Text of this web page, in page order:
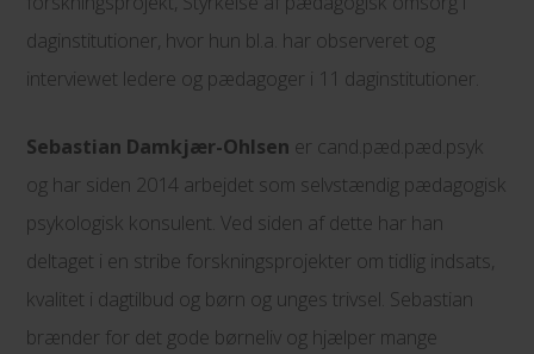
daginstitutioner, hvor hun bl.a. har observeret og
interviewet ledere og pædagoger i 11 daginstitutioner.
Sebastian Damkjær-Ohlsen er cand.pæd.pæd.psyk
og har siden 2014 arbejdet som selvstændig pædagogisk
psykologisk konsulent. Ved siden af dette har han
deltaget i en stribe forskningsprojekter om tidlig indsats,
kvalitet i dagtilbud og børn og unges trivsel. Sebastian
brænder for det gode børneliv og hjælper mange